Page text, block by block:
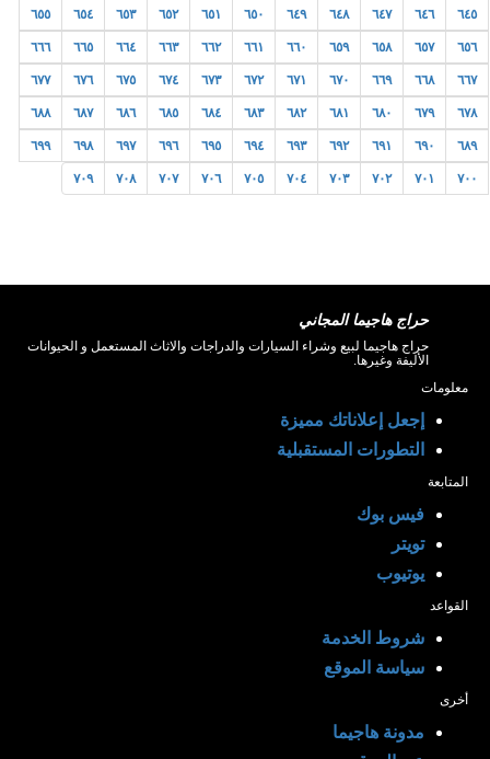
٦٤٥ ٦٤٦ ٦٤٧ ٦٤٨ ٦٤٩ ٦٥٠ ٦٥١ ٦٥٢ ٦٥٣ ٦٥٤ ٦٥٥
٦٥٦ ٦٥٧ ٦٥٨ ٦٥٩ ٦٦٠ ٦٦١ ٦٦٢ ٦٦٣ ٦٦٤ ٦٦٥ ٦٦٦
٦٦٧ ٦٦٨ ٦٦٩ ٦٧٠ ٦٧١ ٦٧٢ ٦٧٣ ٦٧٤ ٦٧٥ ٦٧٦ ٦٧٧
٦٧٨ ٦٧٩ ٦٨٠ ٦٨١ ٦٨٢ ٦٨٣ ٦٨٤ ٦٨٥ ٦٨٦ ٦٨٧ ٦٨٨
٦٨٩ ٦٩٠ ٦٩١ ٦٩٢ ٦٩٣ ٦٩٤ ٦٩٥ ٦٩٦ ٦٩٧ ٦٩٨ ٦٩٩
٧٠٠ ٧٠١ ٧٠٢ ٧٠٣ ٧٠٤ ٧٠٥ ٧٠٦ ٧٠٧ ٧٠٨ ٧٠٩
حراج هاجيما المجاني
حراج هاجيما لبيع وشراء السيارات والدراجات والاثاث المستعمل و الحيوانات
الأليفة وغيرها.
معلومات
إجعل إعلاناتك مميزة
التطورات المستقبلية
المتابعة
فيس بوك
تويتر
يوتيوب
القواعد
شروط الخدمة
سياسة الموقع
أخرى
مدونة هاجيما